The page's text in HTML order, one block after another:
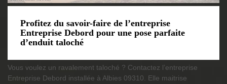
Profitez du savoir-faire de l’entreprise
Entreprise Debord pour une pose parfaite
d’enduit taloché
Vous voulez un ravalement taloché ? Contactez l’entreprise
Entreprise Debord installée à Albies 09310. Elle maitrise